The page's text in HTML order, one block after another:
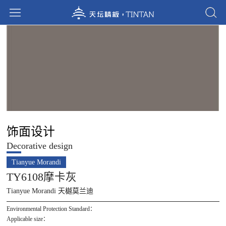
饰面设计
Decorative design
Tianyue Morandi
TY6108摩卡灰
Tianyue Morandi 天樾莫兰迪
Environmental Protection Standard：
Applicable size：